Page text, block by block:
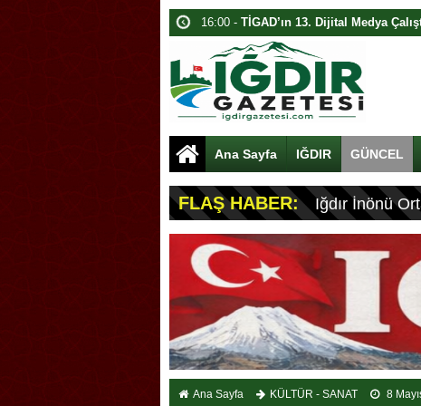
13:40 - Ağrı Dağı’nda Bahar İzdüşümü
10:40 -Iğdır’da Dijital Medya Çalıştayı
13:40 - Davulcu, Paraları Toplamak İçin
15:40 -Akyumak’ta Traktörde Yangın
15:00 -Iğdır’da Traktör Yangını
09:40 - Karabatak Kolyesi: Iğdır’ın
16:00 -Iğdır’da Dolandırıcılık: 1.8
09:40 -Iğdır’da Kamuda İş Vaadiyle
10:00 -Iğdır’da Koçbaşlı Mezarlık Mirası
Ana Sayfa IĞDIR GÜNCEL
FLAŞ HABER: Iğdır İnönü
Ana Sayfa KÜLTÜR - SANAT 8